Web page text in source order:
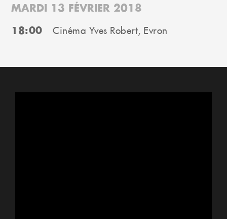
MARDI 13 FÉVRIER 2018
18:00 Cinéma Yves Robert, Evron